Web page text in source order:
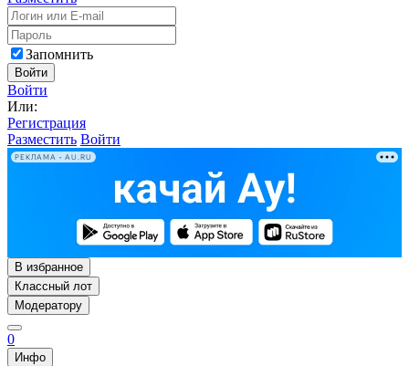
Запомнить
Войти
Войти
Или:
Регистрация
Разместить Войти
РЕКЛАМА • AU.RU
В избранное
Классный лот
Модератору
0
Инфо